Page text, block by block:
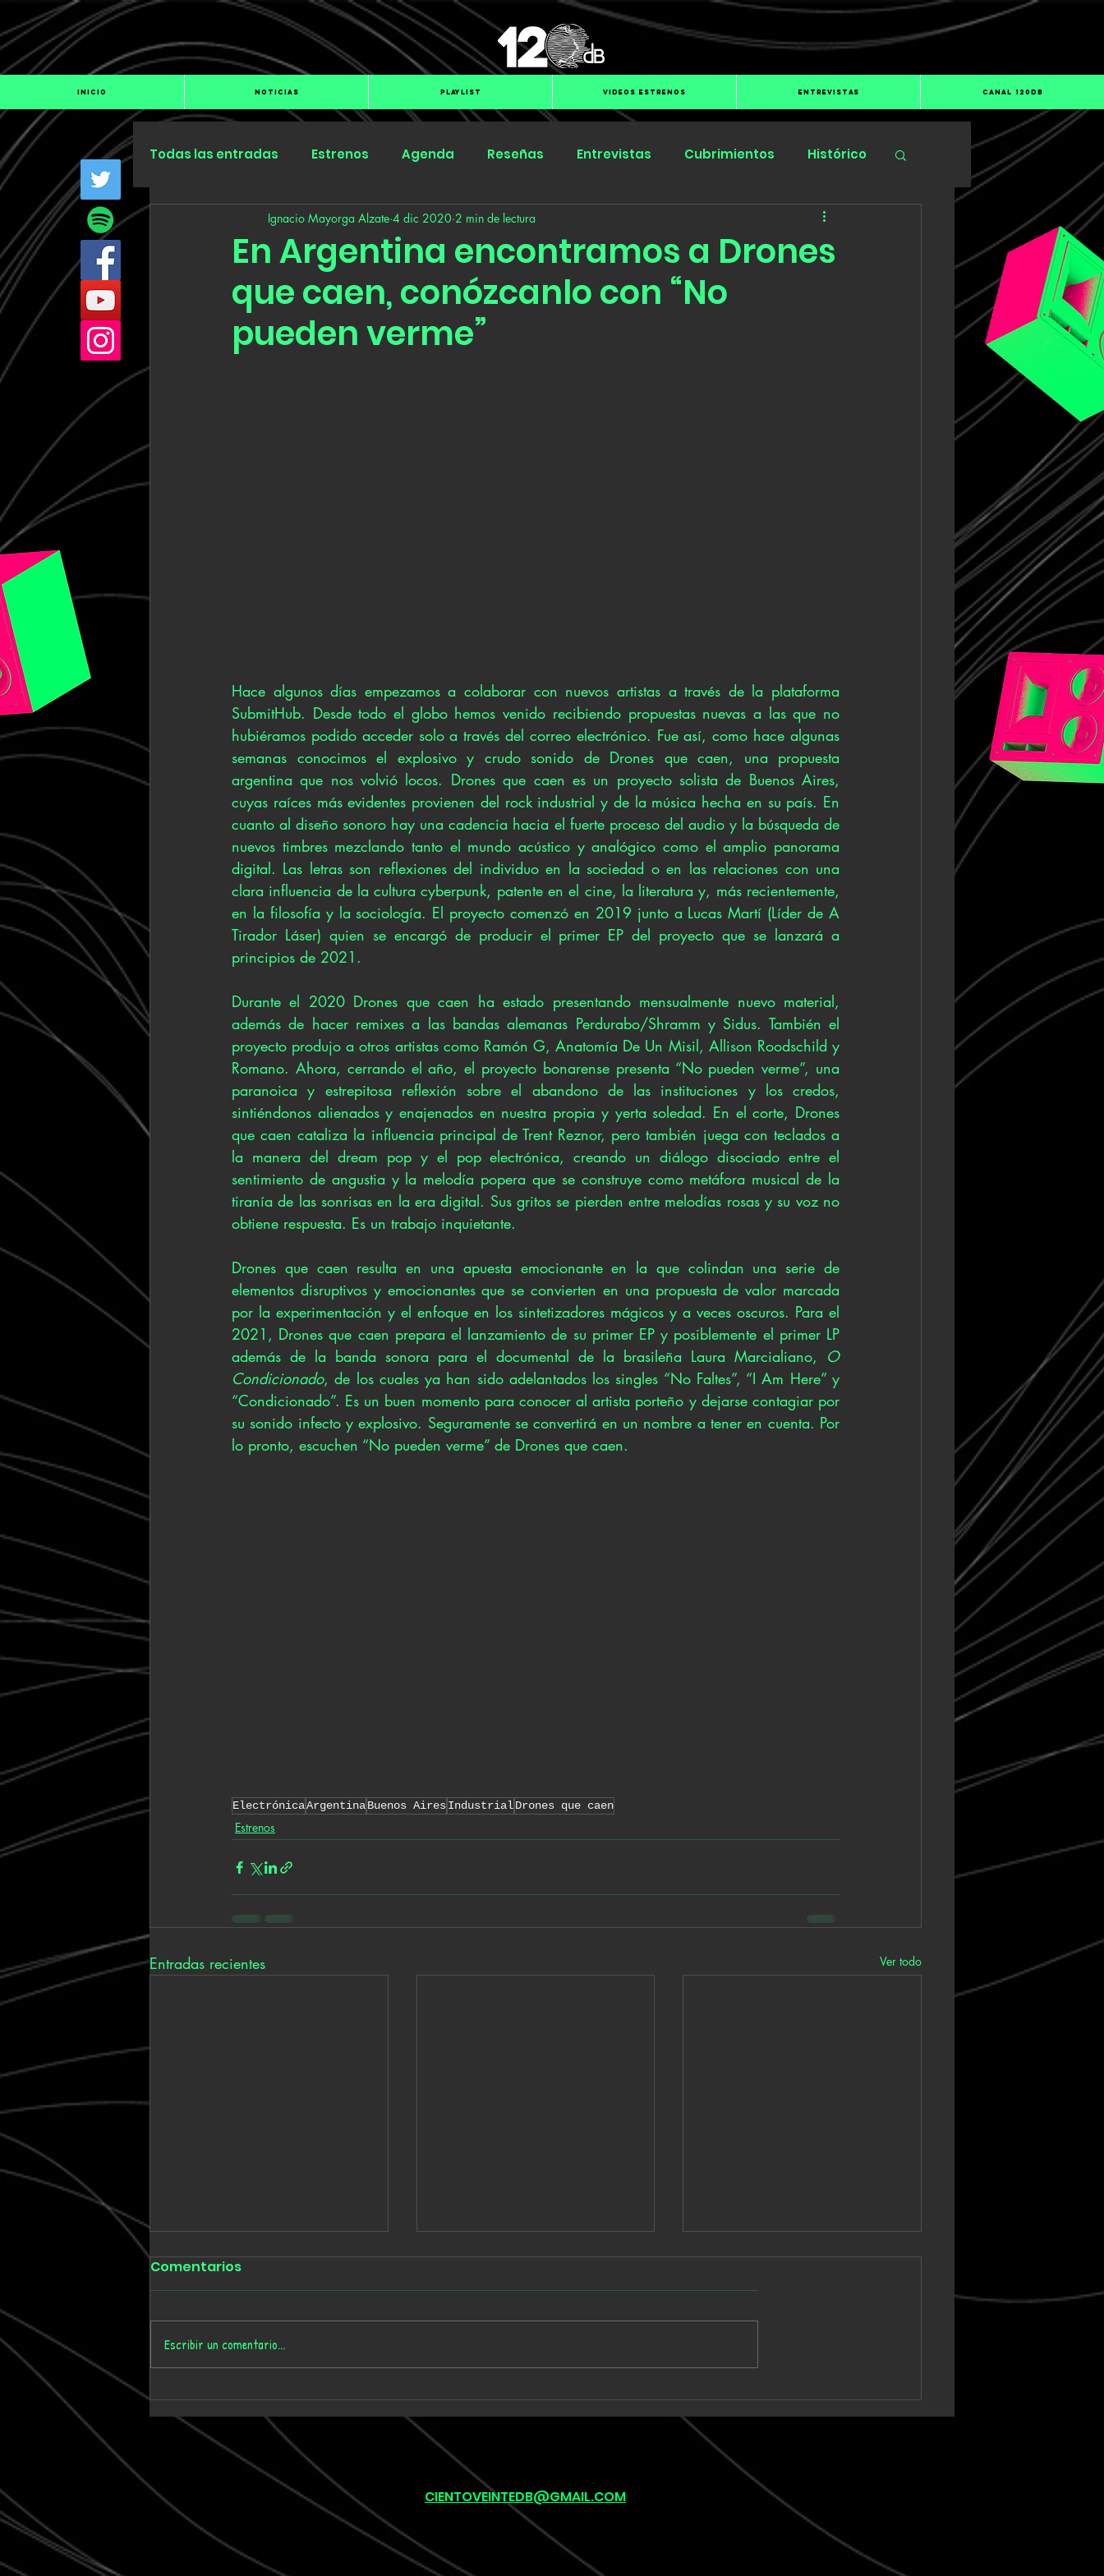
INICIO NOTICIAS PLAYLIST VIDEOS ESTRENOS ENTREVISTAS CANAL 120dB
Todas las entradas Estrenos Agenda Reseñas Entrevistas Cubrimientos Histórico
Especiales Submit Hub Groover
En Argentina encontramos a Drones
que caen, conózcanlo con “No
pueden verme”
Ignacio Mayorga Alzate 4 dic 2020 2 min de lectura
Hace algunos días empezamos a colaborar con nuevos artistas a través de la plataforma
SubmitHub. Desde todo el globo hemos venido recibiendo propuestas nuevas a las que no
hubiéramos podido acceder solo a través del correo electrónico. Fue así, como hace algunas
semanas conocimos el explosivo y crudo sonido de Drones que caen, una propuesta
argentina que nos volvió locos. Drones que caen es un proyecto solista de Buenos Aires,
cuyas raíces más evidentes provienen del rock industrial y de la música hecha en su país. En
cuanto al diseño sonoro hay una cadencia hacia el fuerte proceso del audio y la búsqueda de
nuevos timbres mezclando tanto el mundo acústico y analógico como el amplio panorama
digital. Las letras son reflexiones del individuo en la sociedad o en las relaciones con una
clara influencia de la cultura cyberpunk, patente en el cine, la literatura y, más recientemente,
en la filosofía y la sociología. El proyecto comenzó en 2019 junto a Lucas Martí (Líder de A
Tirador Láser) quien se encargó de producir el primer EP del proyecto que se lanzará a
principios de 2021.
Durante el 2020 Drones que caen ha estado presentando mensualmente nuevo material,
además de hacer remixes a las bandas alemanas Perdurabo/Shramm y Sidus. También el
proyecto produjo a otros artistas como Ramón G, Anatomía De Un Misil, Allison Roodschild y
Romano. Ahora, cerrando el año, el proyecto bonarense presenta “No pueden verme”, una
paranoica y estrepitosa reflexión sobre el abandono de las instituciones y los credos,
sintiéndonos alienados y enajenados en nuestra propia y yerta soledad. En el corte, Drones
que caen cataliza la influencia principal de Trent Reznor, pero también juega con teclados a
la manera del dream pop y el pop electrónica, creando un diálogo disociado entre el
sentimiento de angustia y la melodía popera que se construye como metáfora musical de la
tiranía de las sonrisas en la era digital. Sus gritos se pierden entre melodías rosas y su voz no
obtiene respuesta. Es un trabajo inquietante.
Drones que caen resulta en una apuesta emocionante en la que colindan una serie de
elementos disruptivos y emocionantes que se convierten en una propuesta de valor marcada
por la experimentación y el enfoque en los sintetizadores mágicos y a veces oscuros. Para el
2021, Drones que caen prepara el lanzamiento de su primer EP y posiblemente el primer LP
además de la banda sonora para el documental de la brasileña Laura Marcialiano, O
Condicionado, de los cuales ya han sido adelantados los singles “No Faltes”, “I Am Here” y
“Condicionado”. Es un buen momento para conocer al artista porteño y dejarse contagiar por
su sonido infecto y explosivo. Seguramente se convertirá en un nombre a tener en cuenta. Por
lo pronto, escuchen “No pueden verme” de Drones que caen.
ElectrónicaArgentinaBuenos AiresIndustrialDrones que caen
Estrenos
Entradas recientes Ver todo
Tmygn convierte
dieciséis años de
memoria personal en el
álbum 'Where Time Goes'
Babe Rainbow extiende
una suite de seis minutos
en “Acid and Honey”
Unknown Vagabond
lleva un sintetizador
onírico hacia un clímax
post-rock en “Warm Tide
(left blank)”
Comentarios
Escribir un comentario...
CIENTOVEINTEDB@GMAIL.COM